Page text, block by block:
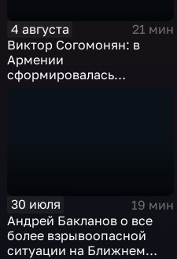
4 августа
21 мин
Виктор Согомонян: в
Армении
сформировалась
30 июля
19 мин
Андрей Бакланов о все
более взрывоопасной
ситуации на Ближнем